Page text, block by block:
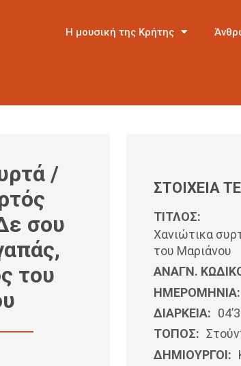
Η μουσική της Κρήτης
/
σου
του
ΣΤΟΙΧΕΙΑ
ΤΙΤΛΟΣ:
Χανιώτικα
του Μαριάνου
ΑΝΑΓΝ.
ΗΜΕΡΟΜΗΝΊΑ:
ΔΙΑΡΚΕΙΑ:
ΤΟΠΟΣ:
ΔΗΜΙΟΥΡΓΟΙ: